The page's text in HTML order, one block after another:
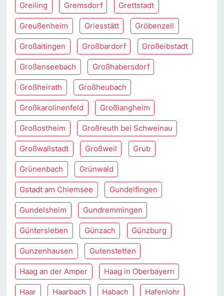
Greiling Gremsdorf Grettstadt
Greußenheim Griesstätt Gröbenzell
Großaitingen Großbardorf Großeibstadt
Großenseebach Großhabersdorf
Großheirath Großheubach
Großkarolinenfeld Großlangheim
Großostheim Großreuth bei Schweinau
Großwallstadt Großweil Grub
Grünenbach Grünwald
Gstadt am Chiemsee Gundelfingen
Gundelsheim Gundremmingen
Güntersleben Günzach Günzburg
Gunzenhausen Gutenstetten
Haag an der Amper Haag in Oberbayern
Haar Haarbach Habach Hafenlohr